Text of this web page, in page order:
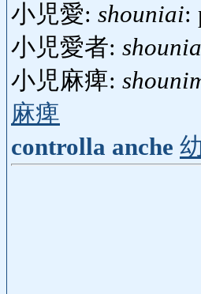
小児愛: shouniai:
小児愛者:
小児麻痺:
麻痺
controlla anche